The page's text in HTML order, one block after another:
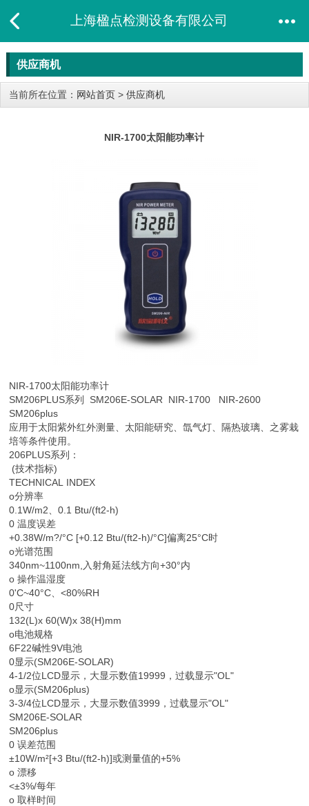
上海楹点检测设备有限公司
供应商机
当前所在位置： 网站首页 > 供应商机
NIR-1700太阳能功率计
NIR-1700太阳能功率计
SM206PLUS系列 SM206E-SOLAR NIR-1700 NIR-2600
SM206plus
应用于太阳紫外红外测量、太阳能研究、氙气灯、隔热玻璃、之雾栽
培等条件使用。
206PLUS系列：
(技术指标)
TECHNICAL INDEX
o分辨率
0.1W/m2、0.1 Btu/(ft2-h)
0 温度误差
+0.38W/m?/°C [+0.12 Btu/(ft2-h)/°C]偏离25°C时
o光谱范围
340nm~1100nm,入射角延法线方向+30°内
o 操作温湿度
0'C~40°C、<80%RH
0尺寸
132(L)x 60(W)x 38(H)mm
o电池规格
6F22碱性9V电池
0显示(SM206E-SOLAR)
4-1/2位LCD显示，大显示数值19999，过载显示"OL"
o显示(SM206plus)
3-3/4位LCD显示，大显示数值3999，过载显示"OL"
SM206E-SOLAR
SM206plus
0 误差范围
±10W/m²[+3 Btu/(ft2-h)]或测量值的+5%
o 漂移
<±3%/每年
o 取样时间